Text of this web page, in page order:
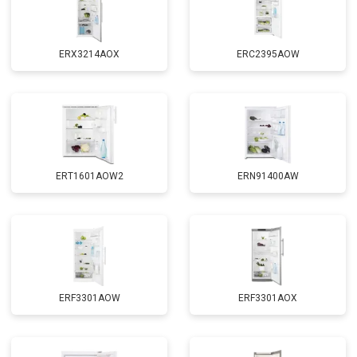
ERX3214AOX ERC2395AOW
ERT1601AOW2 ERN91400AW
ERF3301AOW ERF3301AOX